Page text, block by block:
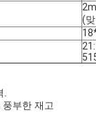
(
부한 재고